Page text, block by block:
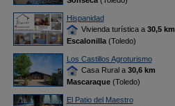
Hispanidad
Vivienda turística a 30,5 km
Escalonilla(Toledo)
Los Castillos Agroturismo
Casa Rural a 30,6 km
Mascaraque(Toledo)
El Patio del Maestro